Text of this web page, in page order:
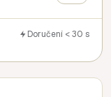
Doručení < 30 s